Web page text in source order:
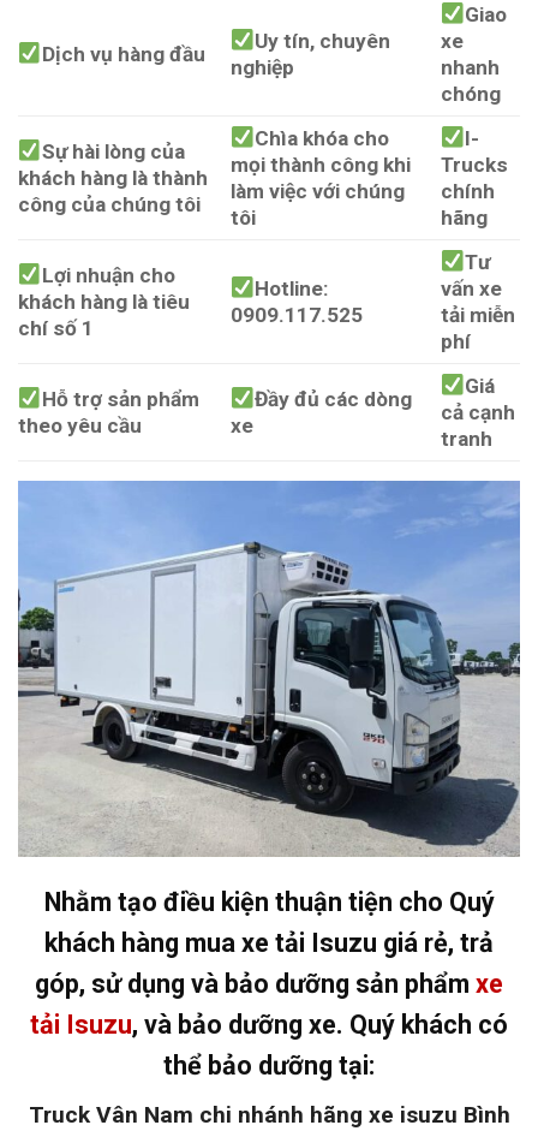
Dịch vụ hàng đầu
Uy tín, chuyên
nghiệp
Giao
xe
nhanh
chóng
Sự hài lòng của
khách hàng là thành
công của chúng tôi
Chìa khóa cho
mọi thành công khi
làm việc với chúng
tôi
I-
Trucks
chính
hãng
Lợi nhuận cho
khách hàng là tiêu
chí số 1
Hotline:
0909.117.525
Tư
vấn xe
tải miễn
phí
Hỗ trợ sản phẩm
theo yêu cầu
Đầy đủ các dòng
xe
Giá
cả cạnh
tranh
Nhằm tạo điều kiện thuận tiện cho Quý
khách hàng mua xe tải Isuzu giá rẻ, trả
góp, sử dụng và bảo dưỡng sản phẩm xe
tải Isuzu, và bảo dưỡng xe. Quý khách có
thể bảo dưỡng tại:
Truck Vân Nam chi nhánh hãng xe isuzu Bình